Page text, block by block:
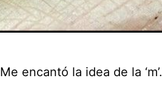
Me encantó la idea de la ‘m’.